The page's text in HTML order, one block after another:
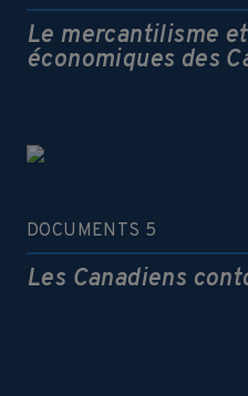
Le mercantilisme
économiques des
DOCUMENTS 5
Les Canadiens